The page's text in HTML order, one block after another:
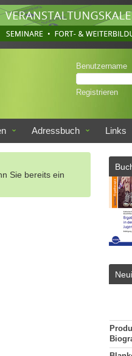
Benutzername
Registrieren
Adressbuch Links
Sie bereits ein